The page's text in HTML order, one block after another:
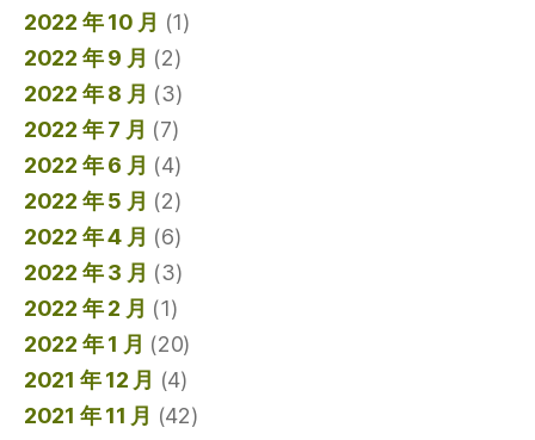
2022 年 10 月 (1)
2022 年 9 月 (2)
2022 年 8 月 (3)
2022 年 7 月 (7)
2022 年 6 月 (4)
2022 年 5 月 (2)
2022 年 4 月 (6)
2022 年 3 月 (3)
2022 年 2 月 (1)
2022 年 1 月 (20)
2021 年 12 月 (4)
2021 年 11 月 (42)